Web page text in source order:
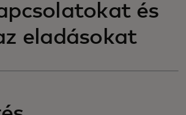
és
eladásokat